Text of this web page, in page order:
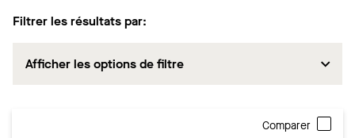
Filtrer les résultats par:
Afficher les options de filtre
Comparer